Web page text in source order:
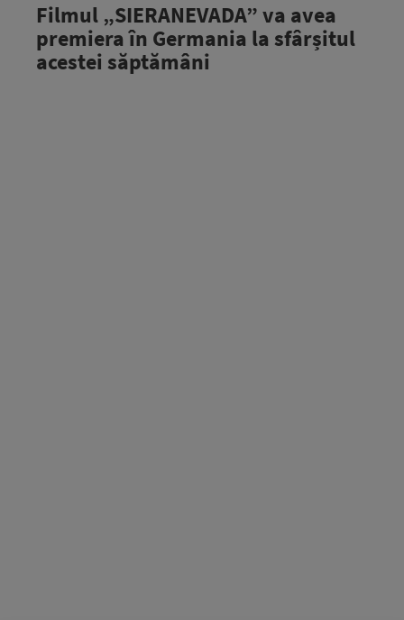
Filmul „SIERANEVADA” va avea
premiera în Germania la sfârșitul
acestei săptămâni